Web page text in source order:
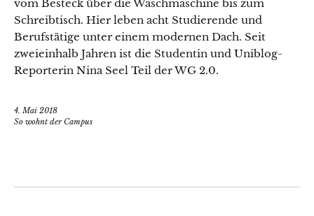
vom Besteck über die Waschmaschine bis zum
Schreibtisch. Hier leben acht Studierende und
Berufstätige unter einem modernen Dach. Seit
zweieinhalb Jahren ist die Studentin und Uniblog-
Reporterin Nina Seel Teil der WG 2.0.
4. Mai 2018
So wohnt der Campus